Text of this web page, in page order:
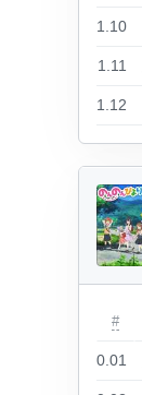
1.10
1.11
1.12
#
0.01